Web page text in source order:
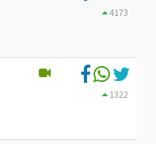
4173
1322